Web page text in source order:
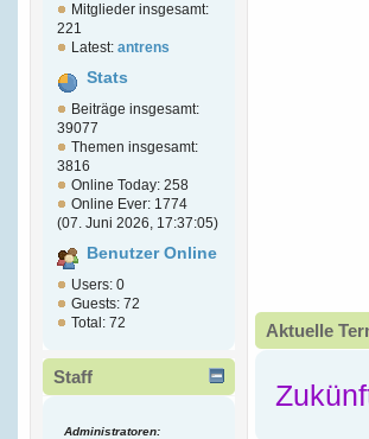
Mitglieder insgesamt:
221
Latest: antrens
Stats
Beiträge insgesamt:
39077
Themen insgesamt:
3816
Online Today: 258
Online Ever: 1774
(07. Juni 2026, 17:37:05)
Benutzer Online
Users: 0
Guests: 72
Total: 72
Staff
Administratoren:
Aktuelle